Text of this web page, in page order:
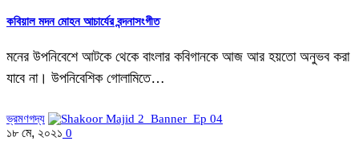
কবিয়াল মদন মোহন আচার্যের বন্দনাসংগীত
মনের উপনিবেশে আটকে থেকে বাংলার কবিগানকে আজ আর হয়তো অনুভব করা
যাবে না। উপনিবেশিক গোলামিতে…
ভ্রমণগদ্য
১৮ মে, ২০২১ 0